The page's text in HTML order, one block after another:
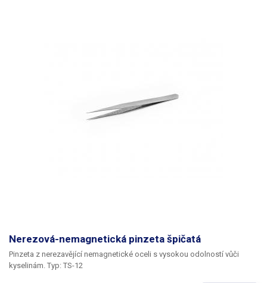
Nerezová-nemagnetická pinzeta špičatá
Pinzeta z nerezavějící nemagnetické oceli s vysokou odolností vůči
kyselinám. Typ: TS-12